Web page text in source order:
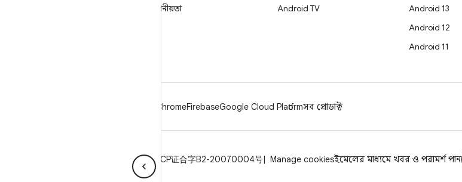
গোপনীয়তা
Android TV
Android 13
Android 12
Android 11
ChromeFirebaseGoogle Cloud Platformসব প্রোডাক্ট
ব্র্যান্ড নির্দেশিকা ICP证合字B2-20070004号 Manage cookiesইমেলের মাধ্যমে খবর ও পরামর্শ পান